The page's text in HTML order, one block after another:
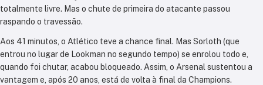
totalmente livre. Mas o chute de primeira do atacante passou
raspando o travessão.
Aos 41 minutos, o Atlético teve a chance final. Mas Sorloth (que
entrou no lugar de Lookman no segundo tempo) se enrolou todo e,
quando foi chutar, acabou bloqueado. Assim, o Arsenal sustentou a
vantagem e, após 20 anos, está de volta à final da Champions.